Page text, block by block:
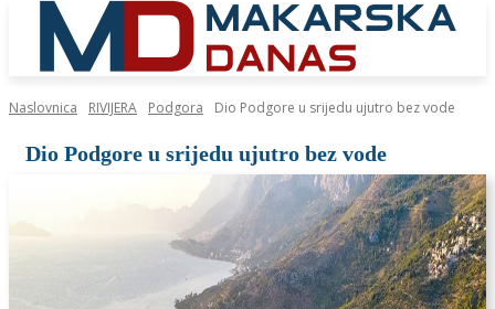
Naslovnica RIVIJERA Podgora Dio Podgore u srijedu ujutro bez vode
Dio Podgore u srijedu ujutro bez vode